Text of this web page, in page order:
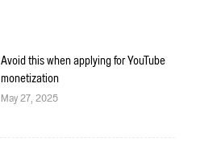
Avoid this when applying for YouTube
monetization
May 27, 2025